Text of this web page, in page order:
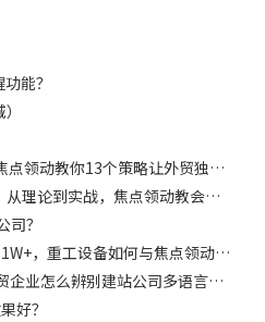
能？
2026年AI搜索优化全攻略：焦点领动教你13个策略让外贸独立站在AI时代抢占流量先机
外贸企业如何做好GEO优化？从理论到实战，焦点领动教会你如何让AI主动推荐你！
司？
远销50+国家和地区，客户超1W+，重工设备如何与焦点领动合作独立站突破获客困局，斩获千万海外订单！
焦点领动带你拆解2026年外贸企业怎么辨别建站公司多语言是否专业？怎么选择？
好？